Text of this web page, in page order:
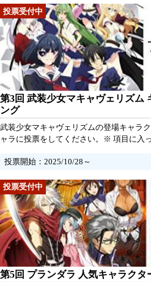
第3回 武装少女マキャヴェリズム
ング
武装少女マキャヴェリズムの登場キャラ
ャラに投票をしてください。※ 項目に入
投票開始：2025/10/28～
第5回 プランダラ 人気キャラクタ